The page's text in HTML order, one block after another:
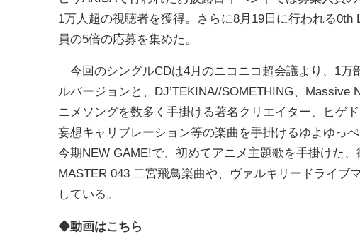
1万人超の視聴者を獲得。さらに8月19日に行われる
員の5倍の応募を集めた。
今回のシングルCDは4月のニコニコ超会議より、1万
ルバージョンと、DJ’TEKINA//SOMETHING、
ニメソングを数多く手掛ける著名クリエイター、ヒゲ
妄想キャリブレーション等の楽曲を手掛けるゆよゆっぺ
今期NEW GAME!で、初めてアニメ主題歌を手掛けた
MASTER 043 二宮飛鳥楽曲や、ヴァルキリードライブ
している。
◆動画はこちら